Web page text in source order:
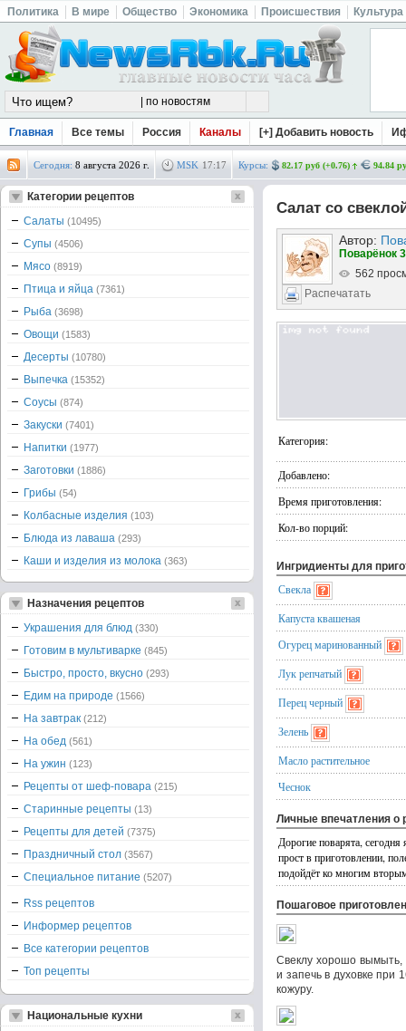
Политика В мире Общество Экономика Происшествия Культура
Главная Все темы Россия Каналы [+] Добавить новость
Сегодня: 8 августа 2026 г. MSK 17:17 Курсы: 82.17 руб (+0.76) 94.84
Салат со
Автор:
Поварёнок
562
Распечатать
Категория:
Добавлено:
Время приготовления:
Кол-во порций:
Ингридиенты для
Свекла
Капуста квашеная
Огурец маринованный
Лук репчатый
Перец черный
Зелень
Масло растительное
Чеснок
Личные впечатления о
Дорогие поварята,
прост в приготовлении,
подойдёт ко многим
Пошаговое
Свеклу хорошо вымыть,
и запечь в духовке при
кожуру.
Категории рецептов
Салаты (10495)
Супы (4506)
Мясо (8919)
Птица и яйца (7361)
Рыба (3698)
Овощи (1583)
Десерты (10780)
Выпечка (15352)
Соусы (874)
Закуски (7401)
Напитки (1977)
Заготовки (1886)
Грибы (54)
Колбасные изделия (103)
Блюда из лаваша (293)
Каши и изделия из молока (363)
Назначения рецептов
Украшения для блюд (330)
Готовим в мультиварке (845)
Быстро, просто, вкусно (293)
Едим на природе (1566)
На завтрак (212)
На обед (561)
На ужин (123)
Рецепты от шеф-повара (215)
Старинные рецепты (13)
Рецепты для детей (7375)
Праздничный стол (3567)
Специальное питание (5207)
Rss рецептов
Информер рецептов
Все категории рецептов
Топ рецепты
Национальные кухни